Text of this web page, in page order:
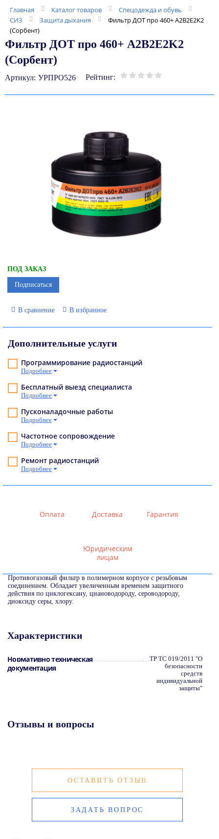
Главная Каталог товаров
Спецодежда и обувь
СИЗ
Защита дыхания
Фильтр ДОТ про 460+ A2B2E2K2
(Сорбент)
Фильтр ДОТ про 460+ A2B2E2K2
(Сорбент)
Артикул: УРПРО526 Рейтинг:
ПОД ЗАКАЗ
Подписаться
В сравнение В избранное
Дополнительные услуги
Программирование радиостанций
Подробнее
Бесплатный выезд специалиста
Подробнее
Пусконаладочные работы
Подробнее
Частотное сопровождение
Подробнее
Ремонт радиостанций
Подробнее
Оплата Доставка Гарантия
Юридическим
лицам
Противогазовый фильтр в полимерном корпусе с резьбовым
соединением. Обладает увеличенным временем защитного
действия по циклогексану, циановодороду, сероводороду,
диоксиду серы, хлору.
Характеристики
Нормативно техническая
документация
ТР ТС 019/2011 "О
безопасности
средств
индивидуальной
защиты"
Отзывы и вопросы
ОСТАВИТЬ ОТЗЫВ
ЗАДАТЬ ВОПРОС